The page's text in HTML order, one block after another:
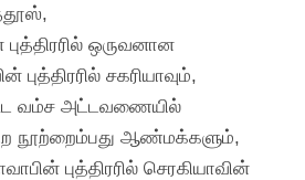
ஒருவனான
புத்திரரில் சகரியாவும்,
வம்ச அட்டவணையில்
நூற்றைம்பது ஆண்மக்களும்,
புத்திரரில் செரகியாவின்